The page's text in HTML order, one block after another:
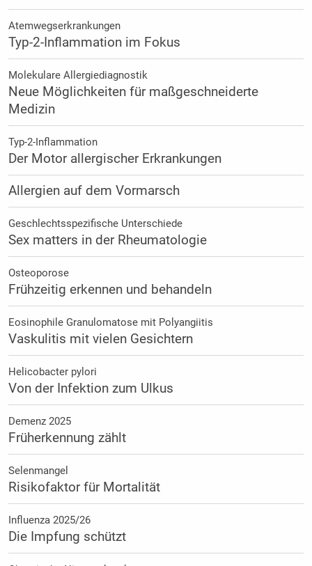
Atemwegserkrankungen
Typ-2-Inflammation im Fokus
Molekulare Allergiediagnostik
Neue Möglichkeiten für maßgeschneiderte
Medizin
Typ-2-Inflammation
Der Motor allergischer Erkrankungen
Allergien auf dem Vormarsch
Geschlechtsspezifische Unterschiede
Sex matters in der Rheumatologie
Osteoporose
Frühzeitig erkennen und behandeln
Eosinophile Granulomatose mit Polyangiitis
Vaskulitis mit vielen Gesichtern
Helicobacter pylori
Von der Infektion zum Ulkus
Demenz 2025
Früherkennung zählt
Selenmangel
Risikofaktor für Mortalität
Influenza 2025/26
Die Impfung schützt